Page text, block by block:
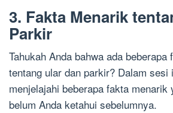
3. Fakta Menarik
Parkir
Tahukah Anda bahwa ada beberapa
tentang ular dan parkir? Dalam sesi
menjelajahi beberapa fakta menarik
belum Anda ketahui sebelumnya.